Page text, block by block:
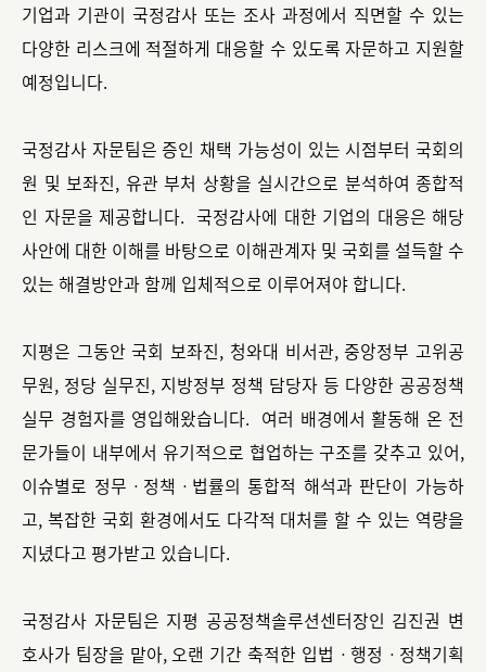
기업과 기관이 국정감사 또는 조사 과정에서 직면할 수 있는
다양한 리스크에 적절하게 대응할 수 있도록 자문하고 지원할
예정입니다.
국정감사 자문팀은 증인 채택 가능성이 있는 시점부터 국회의
원 및 보좌진, 유관 부처 상황을 실시간으로 분석하여 종합적
인 자문을 제공합니다. 국정감사에 대한 기업의 대응은 해당
사안에 대한 이해를 바탕으로 이해관계자 및 국회를 설득할 수
있는 해결방안과 함께 입체적으로 이루어져야 합니다.
지평은 그동안 국회 보좌진, 청와대 비서관, 중앙정부 고위공
무원, 정당 실무진, 지방정부 정책 담당자 등 다양한 공공정책
실무 경험자를 영입해왔습니다. 여러 배경에서 활동해 온 전
문가들이 내부에서 유기적으로 협업하는 구조를 갖추고 있어,
이슈별로 정무ㆍ정책ㆍ법률의 통합적 해석과 판단이 가능하
고, 복잡한 국회 환경에서도 다각적 대처를 할 수 있는 역량을
지녔다고 평가받고 있습니다.
국정감사 자문팀은 지평 공공정책솔루션센터장인 김진권 변
호사가 팀장을 맡아, 오랜 기간 축적한 입법ㆍ행정ㆍ정책기획